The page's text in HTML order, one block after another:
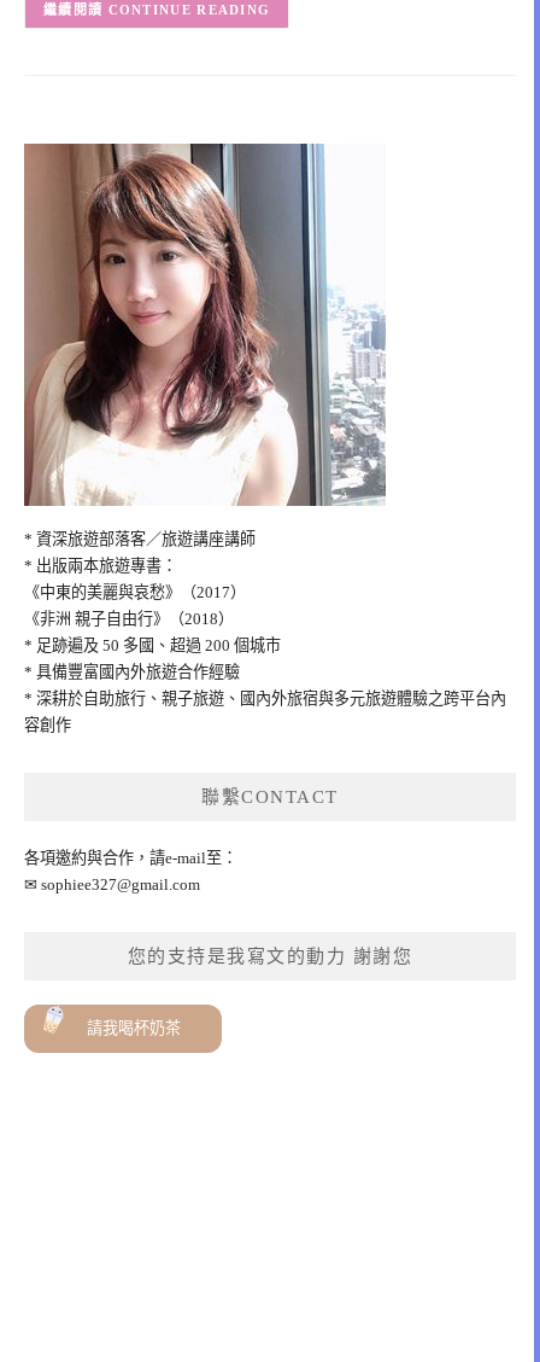
CONTINUE READING
* 資深旅遊部落客／旅遊講座講師
* 出版兩本旅遊專書：
《中東的美麗與哀愁》（2017）
《非洲 親子自由行》（2018）
* 足跡遍及 50 多國、超過 200 個城市
* 具備豐富國內外旅遊合作經驗
* 深耕於自助旅行、親子旅遊、國內外旅宿與多元旅遊體驗之跨平台內
容創作
聯繫CONTACT
各項邀約與合作，請e-mail至：
✉ sophiee327@gmail.com
您的支持是我寫文的動力 謝謝您
請我喝杯奶茶